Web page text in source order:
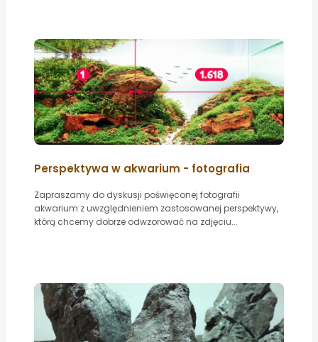
Perspektywa w akwarium - fotografia
Zapraszamy do dyskusji poświęconej fotografii
akwarium z uwzględnieniem zastosowanej perspektywy,
którą chcemy dobrze odwzorować na zdjęciu...